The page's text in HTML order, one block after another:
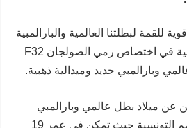
للقمة لبطلتنا العالمية والبارالمبية
واستعادة الريادة البارالمبية في اختصاص رمي الصولجان F32
وبارالمبي جديد وميدالية ذهبية.
عن ميلاد بطل عالمي وبارالمبي
جديد في رياضة ذوي الهمم التونسية حيث تمكن في عمر 19